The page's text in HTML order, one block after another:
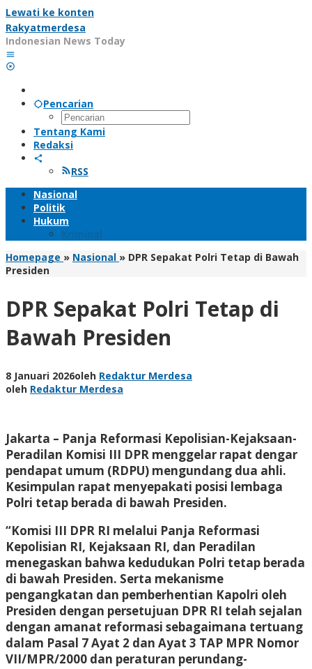
Lewati ke konten
Rakyatmerdesa
Indonesian News Today
Pencarian
Tentang Kami
Redaksi
RSS
Nasional
Politik
Hukum
Kriminal
Homepage » Nasional » DPR Sepakat Polri Tetap di Bawah
Presiden
DPR Sepakat Polri Tetap di
Bawah Presiden
8 Januari 2026oleh Redaktur Merdesa
oleh Redaktur Merdesa
Jakarta – Panja Reformasi Kepolisian-Kejaksaan-
Peradilan Komisi III DPR menggelar rapat dengar
pendapat umum (RDPU) mengundang dua ahli.
Kesimpulan rapat menyepakati posisi lembaga
Polri tetap berada di bawah Presiden.
“Komisi III DPR RI melalui Panja Reformasi
Kepolisian RI, Kejaksaan RI, dan Peradilan
menegaskan bahwa kedudukan Polri tetap berada
di bawah Presiden. Serta mekanisme
pengangkatan dan pemberhentian Kapolri oleh
Presiden dengan persetujuan DPR RI telah sejalan
dengan amanat reformasi sebagaimana tertuang
dalam Pasal 7 Ayat 2 dan Ayat 3 TAP MPR Nomor
VII/MPR/2000 dan peraturan perundang-